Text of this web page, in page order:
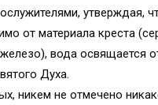
утверждая,
от материала креста
вода освящается
Духа.
никем не отмечено